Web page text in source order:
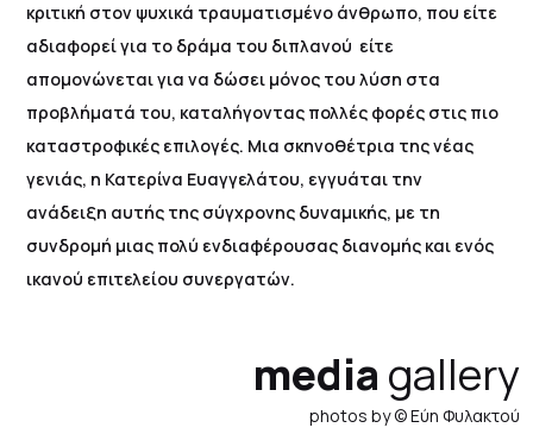
κριτική στον ψυχικά τραυματισμένο άνθρωπο, που είτε
αδιαφορεί για το δράμα του διπλανού είτε
απομονώνεται για να δώσει μόνος του λύση στα
προβλήματά του, καταλήγοντας πολλές φορές στις πιο
καταστροφικές επιλογές. Μια σκηνοθέτρια της νέας
γενιάς, η Κατερίνα Ευαγγελάτου, εγγυάται την
ανάδειξη αυτής της σύγχρονης δυναμικής, με τη
συνδρομή μιας πολύ ενδιαφέρουσας διανομής και ενός
ικανού επιτελείου συνεργατών.
media gallery
photos by © Εύη Φυλακτού